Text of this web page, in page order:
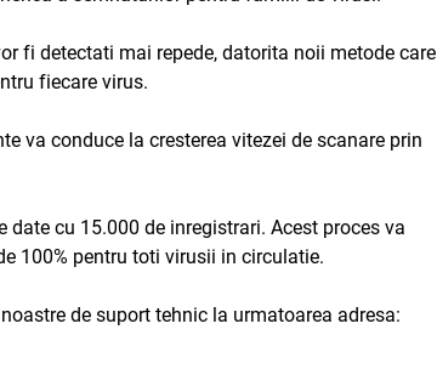
fi detectati mai repede, datorita noii metode care
fiecare virus.
va conduce la cresterea vitezei de scanare prin
cu 15.000 de inregistrari. Acest proces va
100% pentru toti virusii in circulatie.
de suport tehnic la urmatoarea adresa: